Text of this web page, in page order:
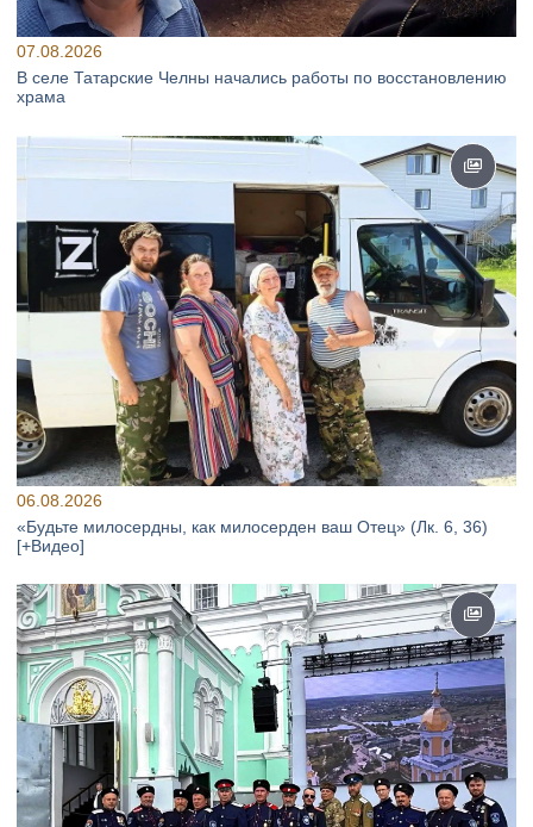
07.08.2026
В селе Татарские Челны начались работы по восстановлению
храма
06.08.2026
«Будьте милосердны, как милосерден ваш Отец» (Лк. 6, 36)
[+Видео]